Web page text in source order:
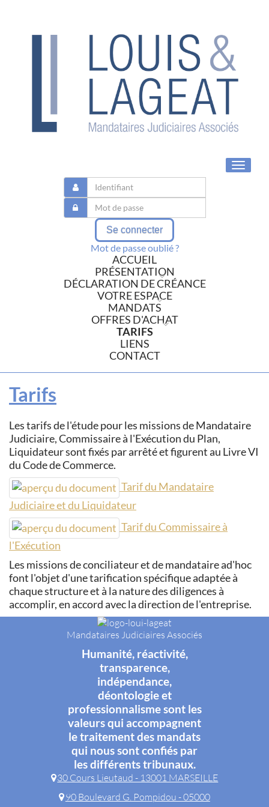
Toggle
Se connecter
Mot de passe oublié ?
ACCUEIL
PRÉSENTATION
DÉCLARATION DE CRÉANCE
VOTRE ESPACE
MANDATS
OFFRES D'ACHAT
TARIFS
LIENS
CONTACT
Tarifs
Les tarifs de l'étude pour les missions de Mandataire
Judiciaire, Commissaire à l'Exécution du Plan,
Liquidateur sont fixés par arrêté et figurent au Livre VI
du Code de Commerce.
Tarif du Mandataire
Judiciaire et du Liquidateur
Tarif du Commissaire à
l'Exécution
Les missions de conciliateur et de mandataire ad'hoc
font l'objet d'une tarification spécifique adaptée à
chaque structure et à la nature des diligences à
accomplir, en accord avec la direction de l'entreprise.
Mandataires Judiciaires Associés
Humanité, réactivité,
transparence,
indépendance,
déontologie et
professionnalisme sont les
valeurs qui accompagnent
le traitement des mandats
qui nous sont confiés par
les différents tribunaux.
30 Cours Lieutaud - 13001 MARSEILLE
90 Boulevard G. Pompidou - 05000